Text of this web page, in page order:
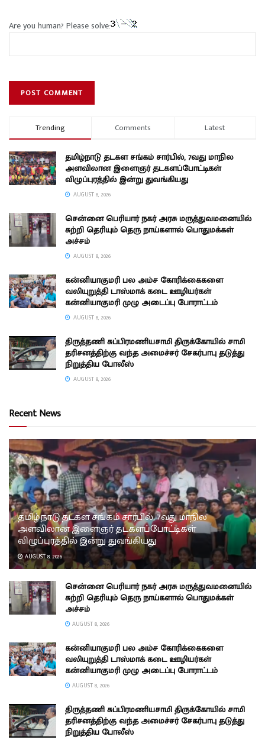
Are you human? Please solve:
Trending Comments Latest
தமிழ்நாடு தடகள சங்கம் சார்பில், 7வது மாநில
அளவிலான இளைஞர் தடகளப்போட்டிகள்
விழுப்புரத்தில் இன்று துவங்கியது
AUGUST 8, 2026
சென்னை பெரியார் நகர் அரசு மருத்துவமனையில்
சுற்றி தெரியும் தெரு நாய்களால் பொதுமக்கள்
அச்சம்
AUGUST 8, 2026
கன்னியாகுமரி பல அம்ச கோரிக்கைகளை
வலியுறுத்தி டாஸ்மாக் கடை ஊழியர்கள்
கன்னியாகுமரி முழு அடைப்பு போராட்டம்
AUGUST 8, 2026
திருத்தணி சுப்பிரமணியசாமி திருக்கோயில் சாமி
தரிசனத்திற்கு வந்த அமைச்சர் சேகர்பாபு தடுத்து
நிறுத்திய போலீஸ்
AUGUST 8, 2026
Recent News
தமிழ்நாடு தடகள சங்கம் சார்பில், 7வது மாநில
அளவிலான இளைஞர் தடகளப்போட்டிகள்
விழுப்புரத்தில் இன்று துவங்கியது
AUGUST 8, 2026
சென்னை பெரியார் நகர் அரசு மருத்துவமனையில்
சுற்றி தெரியும் தெரு நாய்களால் பொதுமக்கள்
அச்சம்
AUGUST 8, 2026
கன்னியாகுமரி பல அம்ச கோரிக்கைகளை
வலியுறுத்தி டாஸ்மாக் கடை ஊழியர்கள்
கன்னியாகுமரி முழு அடைப்பு போராட்டம்
AUGUST 8, 2026
திருத்தணி சுப்பிரமணியசாமி திருக்கோயில் சாமி
தரிசனத்திற்கு வந்த அமைச்சர் சேகர்பாபு தடுத்து
நிறுத்திய போலீஸ்